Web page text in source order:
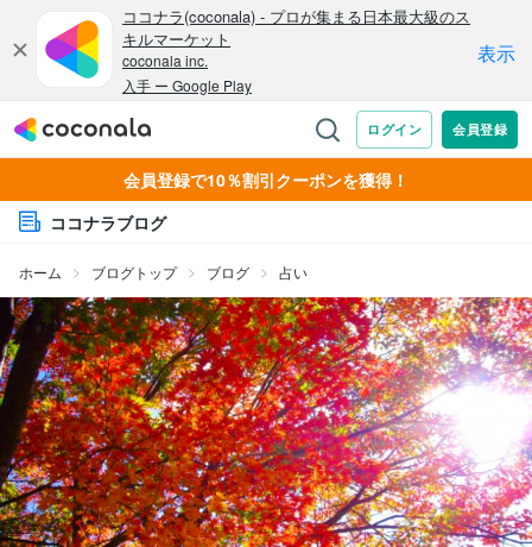
会員登録で10％割引クーポンを獲得！
ココナラブログ
ホーム ブログトップ ブログ 占い